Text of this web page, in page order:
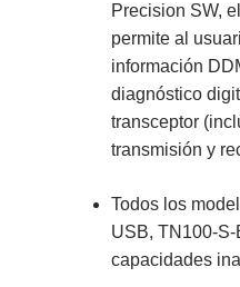
Precision SW,
permite al
información
diagnóstico
transceptor
transmisión y
Todos los
USB, TN100-
capacidades